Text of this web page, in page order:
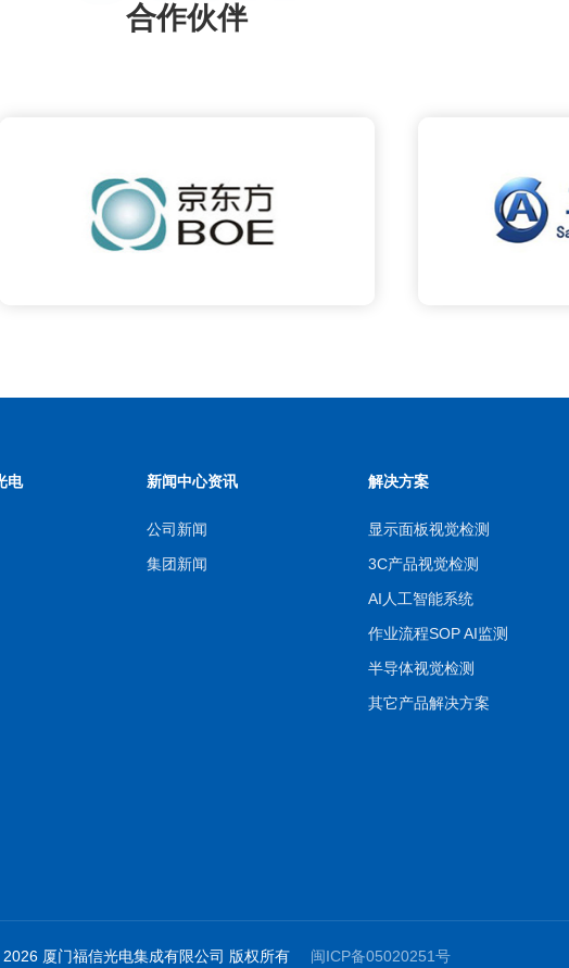
丝印后的盖板，同时设合作伙伴
电 新闻中心资讯
公司新闻
集团新闻
解决方案
显示面板视觉检测
3C产品视觉检测
AI人工智能系统
作业流程SOP AI监测
半导体视觉检测
其它产品解决方案
厦门福信光电集成有限公司 版权所有 闽ICP备05020251号